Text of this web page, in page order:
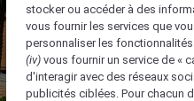
stocker ou accéder à des
vous fournir les services que
personnaliser les
(iv) vous fournir un service de «
d'interagir avec des réseaux
publicités ciblées. Pour chacun